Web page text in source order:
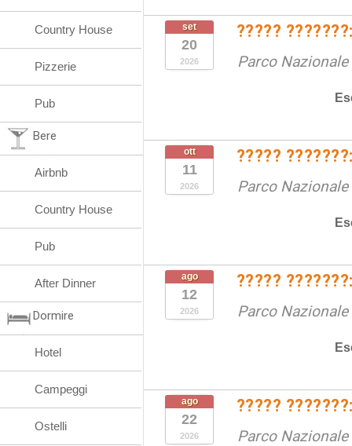
set
20
2026
?????
Parco
ott
11
2026
?????
Parco
ago
12
2026
?????
Parco
ago
22
2026
?????
Parco
Country House
Pizzerie
Pub
Bere
Airbnb
Country House
Pub
After Dinner
Dormire
Hotel
Campeggi
Ostelli